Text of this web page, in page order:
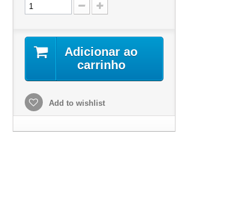
Adicionar ao
carrinho
Add to wishlist